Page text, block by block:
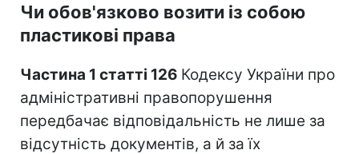
Чи обов'язково возити із собою
пластикові права
Частина 1 статті 126 Кодексу України про
адміністративні правопорушення
передбачає відповідальність не лише за
відсутність документів, а й за їх